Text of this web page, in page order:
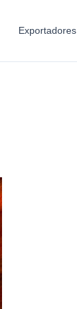
Exportadores